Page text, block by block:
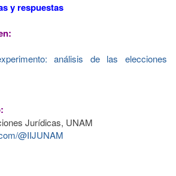
y respuestas
análisis de las elecciones
Jurídicas, UNAM
@IIJUNAM